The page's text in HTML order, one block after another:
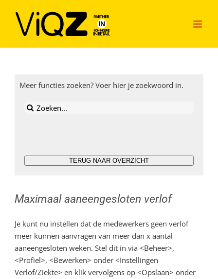
inhoud
Meer functies zoeken? Voer hier je zoekwoord in.
Zoeken
TERUG NAAR OVERZICHT
Maximaal aaneengesloten verlof
Je kunt nu instellen dat de medewerkers geen verlof
meer kunnen aanvragen van meer dan x aantal
aaneengesloten weken. Stel dit in via <Beheer>,
<Profiel>, <Bewerken> onder <Instellingen
Verlof/Ziekte> en klik vervolgens op <Opslaan> onder